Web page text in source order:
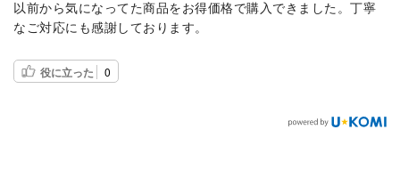
以前から気になってた商品をお得価格で購入できました。丁寧
なご対応にも感謝しております。
役に立った 0